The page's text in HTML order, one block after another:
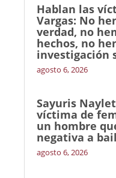
Hablan las
Vargas: No
verdad, no
hechos, no
investigación
agosto 6, 2026
Sayuris
víctima de
un hombre
negativa a
agosto 6, 2026